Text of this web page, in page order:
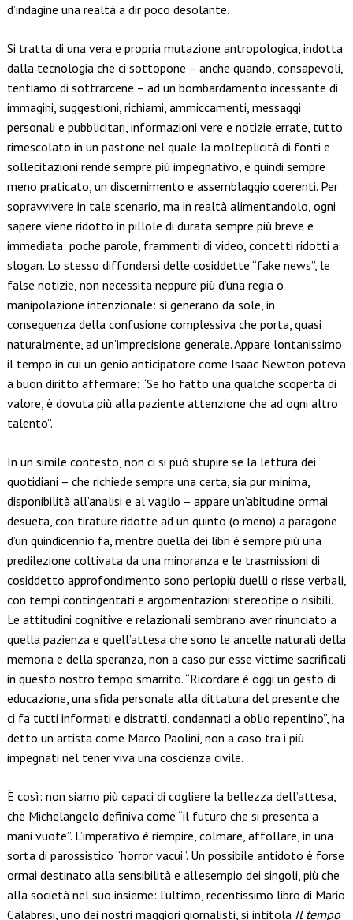
d’indagine una realtà a dir poco desolante.
Si tratta di una vera e propria mutazione antropologica, indotta
dalla tecnologia che ci sottopone – anche quando, consapevoli,
tentiamo di sottrarcene – ad un bombardamento incessante di
immagini, suggestioni, richiami, ammiccamenti, messaggi
personali e pubblicitari, informazioni vere e notizie errate, tutto
rimescolato in un pastone nel quale la molteplicità di fonti e
sollecitazioni rende sempre più impegnativo, e quindi sempre
meno praticato, un discernimento e assemblaggio coerenti. Per
sopravvivere in tale scenario, ma in realtà alimentandolo, ogni
sapere viene ridotto in pillole di durata sempre più breve e
immediata: poche parole, frammenti di video, concetti ridotti a
slogan. Lo stesso diffondersi delle cosiddette “fake news”, le
false notizie, non necessita neppure più d’una regia o
manipolazione intenzionale: si generano da sole, in
conseguenza della confusione complessiva che porta, quasi
naturalmente, ad un’imprecisione generale. Appare lontanissimo
il tempo in cui un genio anticipatore come Isaac Newton poteva
a buon diritto affermare: “Se ho fatto una qualche scoperta di
valore, è dovuta più alla paziente attenzione che ad ogni altro
talento”.
In un simile contesto, non ci si può stupire se la lettura dei
quotidiani – che richiede sempre una certa, sia pur minima,
disponibilità all’analisi e al vaglio – appare un’abitudine ormai
desueta, con tirature ridotte ad un quinto (o meno) a paragone
d’un quindicennio fa, mentre quella dei libri è sempre più una
predilezione coltivata da una minoranza e le trasmissioni di
cosiddetto approfondimento sono perlopiù duelli o risse verbali,
con tempi contingentati e argomentazioni stereotipe o risibili.
Le attitudini cognitive e relazionali sembrano aver rinunciato a
quella pazienza e quell’attesa che sono le ancelle naturali della
memoria e della speranza, non a caso pur esse vittime sacrificali
in questo nostro tempo smarrito. “Ricordare è oggi un gesto di
educazione, una sfida personale alla dittatura del presente che
ci fa tutti informati e distratti, condannati a oblio repentino”, ha
detto un artista come Marco Paolini, non a caso tra i più
impegnati nel tener viva una coscienza civile.
È così: non siamo più capaci di cogliere la bellezza dell’attesa,
che Michelangelo definiva come “il futuro che si presenta a
mani vuote”. L’imperativo è riempire, colmare, affollare, in una
sorta di parossistico “horror vacui”. Un possibile antidoto è forse
ormai destinato alla sensibilità e all’esempio dei singoli, più che
alla società nel suo insieme: l’ultimo, recentissimo libro di Mario
Calabresi, uno dei nostri maggiori giornalisti, si intitolaIl tempo